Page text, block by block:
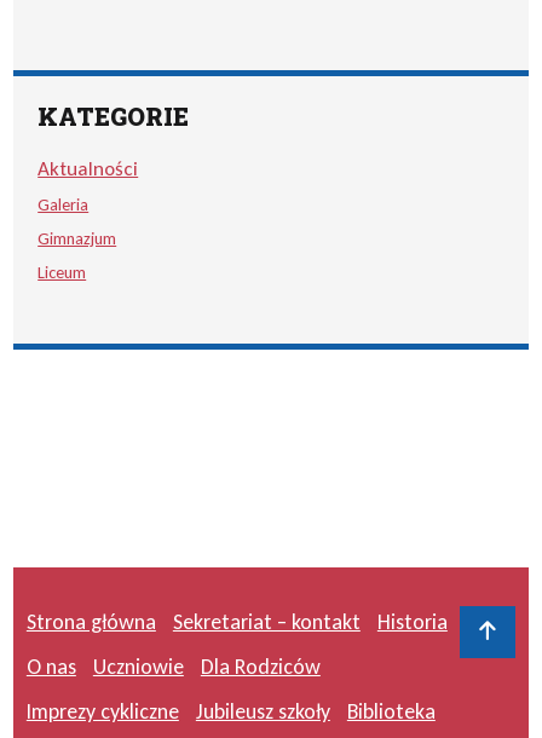
KATEGORIE
Aktualności
Galeria
Gimnazjum
Liceum
Strona główna Sekretariat – kontakt
Historia
O nas
Uczniowie
Dla Rodziców
Imprezy cykliczne
Jubileusz szkoły Biblioteka
Do